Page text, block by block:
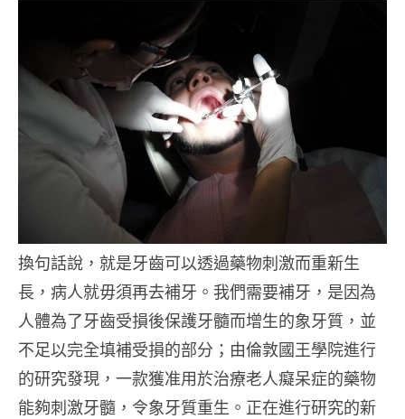
換句話說，就是牙齒可以透過藥物刺激而重新生
長，病人就毋須再去補牙。我們需要補牙，是因為
人體為了牙齒受損後保護牙髓而增生的象牙質，並
不足以完全填補受損的部分；由倫敦國王學院進行
的研究發現，一款獲准用於治療老人癡呆症的藥物
能夠刺激牙髓，令象牙質重生。正在進行研究的新